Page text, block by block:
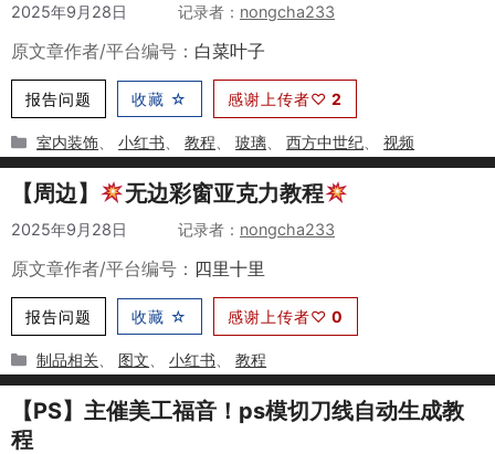
2025年9月28日 nongcha233
原文章作者/平台编号： 白菜叶子
报告问题 收藏 ☆ 感谢上传者♡ 2
分
类
室内装饰 、小红书 、教程 、玻璃 、西方中世纪 、视频
【周边】 无边彩窗亚克力教程
2025年9月28日 nongcha233
原文章作者/平台编号： 四里十里
报告问题 收藏 ☆ 感谢上传者♡ 0
分
类
制品相关 图文 、小红书 、教程
【PS】主催美工福音！ps模切刀线自动生成教
程